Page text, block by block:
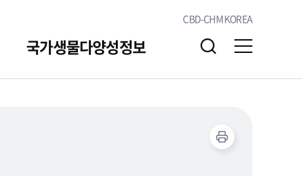
CBD-CHM KOREA
국가생물다양성정보